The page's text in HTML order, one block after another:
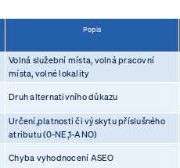
Popis
Volná služební místa, volná pracovní
místa, volné lokality
Druh alternativního důkazu
Určení,platnosti či výskytu příslušného
atributu (0-NE,1-ANO)
Chyba vyhodnocení ASEO